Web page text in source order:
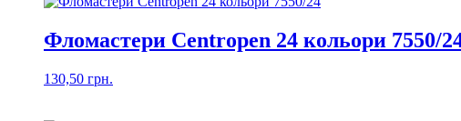
Фломастери Centropen 24 кольори 7550/
130,50 грн.